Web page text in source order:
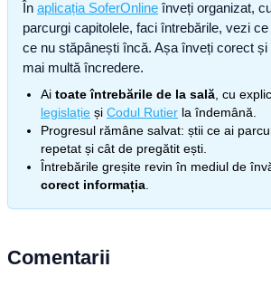
În aplicația SoferOnline înveți organizat,
parcurgi capitolele, faci întrebările, vezi
ce nu stăpânești încă. Așa înveți corect
mai multă încredere.
Ai toate întrebările de la sală , cu
legislație și Codul Rutier la îndemână.
Progresul rămâne salvat: știi ce ai
repetat și cât de pregătit ești.
Întrebările greșite revin în mediul de
corect informația
Comentarii